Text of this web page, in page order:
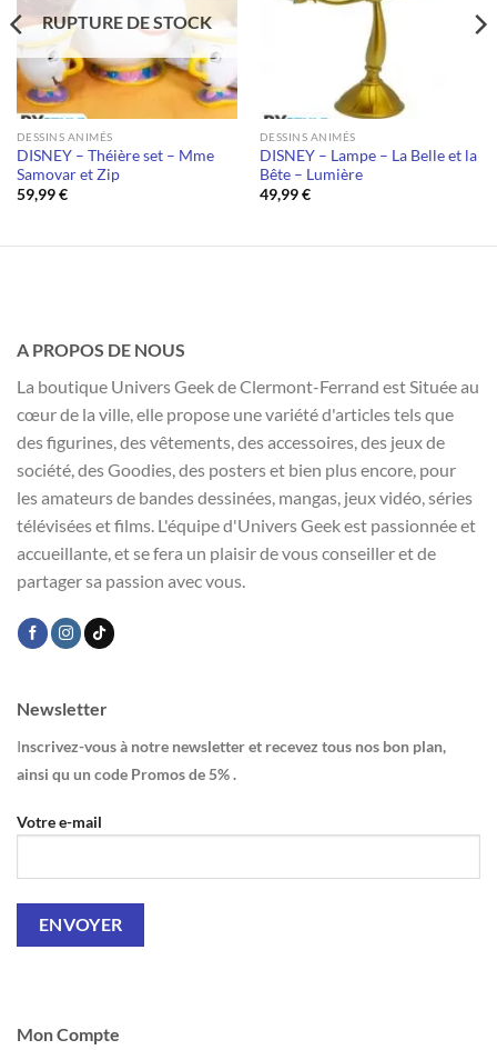
RUPTURE DE STOCK
DESSINS ANIMÉS
DISNEY – Théière set – Mme
Samovar et Zip
59,99€
DESSINS ANIMÉS
DISNEY – Lampe – La Belle et la
Bête – Lumière
49,99€
A PROPOS DE NOUS
La boutique Univers Geek de Clermont-Ferrand est Située au
cœur de la ville, elle propose une variété d'articles tels que
des figurines, des vêtements, des accessoires, des jeux de
société, des Goodies, des posters et bien plus encore, pour
les amateurs de bandes dessinées, mangas, jeux vidéo, séries
télévisées et films. L'équipe d'Univers Geek est passionnée et
accueillante, et se fera un plaisir de vous conseiller et de
partager sa passion avec vous.
Mon Compte
Newsletter
Inscrivez-vous à notre newsletter et recevez tous nos bon plan,
ainsi qu un code Promos de 5% .
Votre e-mail